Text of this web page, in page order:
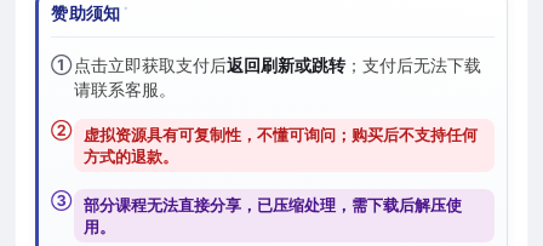
赞助须知
①点击立即获取支付后返回刷新或跳转；支付后无法下载
请联系客服。
② 虚拟资源具有可复制性，不懂可询问；购买后不支持任何
方式的退款。
③ 部分课程无法直接分享，已压缩处理，需下载后解压使
用。